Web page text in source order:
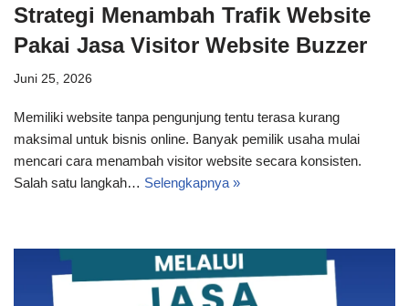
Strategi Menambah Trafik Website
Pakai Jasa Visitor Website Buzzer
Juni 25, 2026
Memiliki website tanpa pengunjung tentu terasa kurang
maksimal untuk bisnis online. Banyak pemilik usaha mulai
mencari cara menambah visitor website secara konsisten.
Salah satu langkah… Selengkapnya »